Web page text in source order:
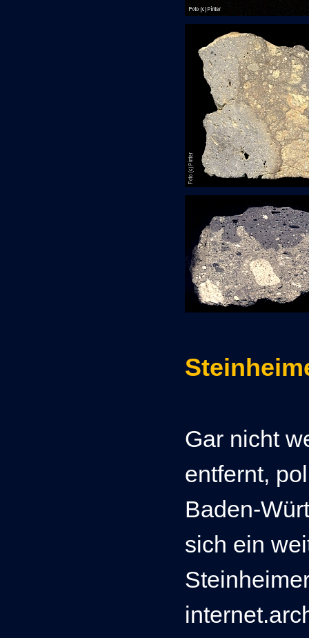
Gar nicht
entfernt,
Baden-
sich ein